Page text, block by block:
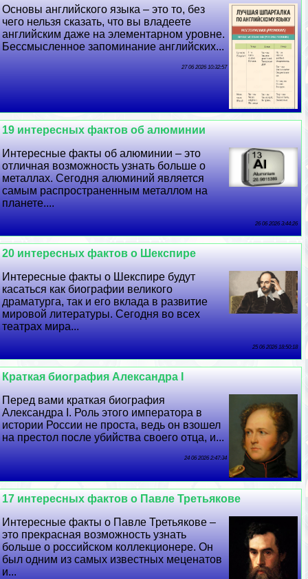
Основы английского языка – это то, без
чего нельзя сказать, что вы владеете
английским даже на элементарном уровне.
Бессмысленное запоминание английских...
27 06 2026 10:32:57
19 интересных фактов об алюминии
Интересные факты об алюминии – это
отличная возможность узнать больше о
металлах. Сегодня алюминий является
самым распространенным металлом на
планете....
26 06 2026 3:44:26
20 интересных фактов о Шекспире
Интересные факты о Шекспире будут
касаться как биографии великого
драматурга, так и его вклада в развитие
мировой литературы. Сегодня во всех
театрах мира...
25 06 2026 18:50:18
Краткая биография Александра I
Перед вами краткая биография
Александра I. Роль этого императора в
истории России не проста, ведь он взошел
на престол после убийства своего отца, и...
24 06 2026 2:47:34
17 интересных фактов о Павле Третьякове
Интересные факты о Павле Третьякове –
это прекрасная возможность узнать
больше о российском коллекционере. Он
был одним из самых известных меценатов
и...